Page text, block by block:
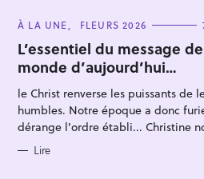
C
T
E
G
O
R
I
E
S
À LA UNE FLEURS 2026
L’essentiel du message
monde d’aujourd’hui…
le Christ renverse les puissants de
humbles. Notre époque a donc
dérange l'ordre établi... Christine
Lire
R
e